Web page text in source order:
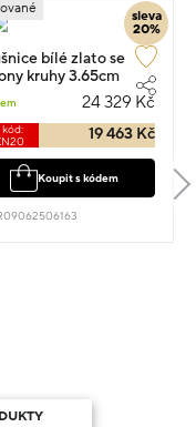
sleva
20%
bílé zlato se
kruhy 3.65cm
24 329 Kč
kód:
19 463 Kč
Koupit s kódem